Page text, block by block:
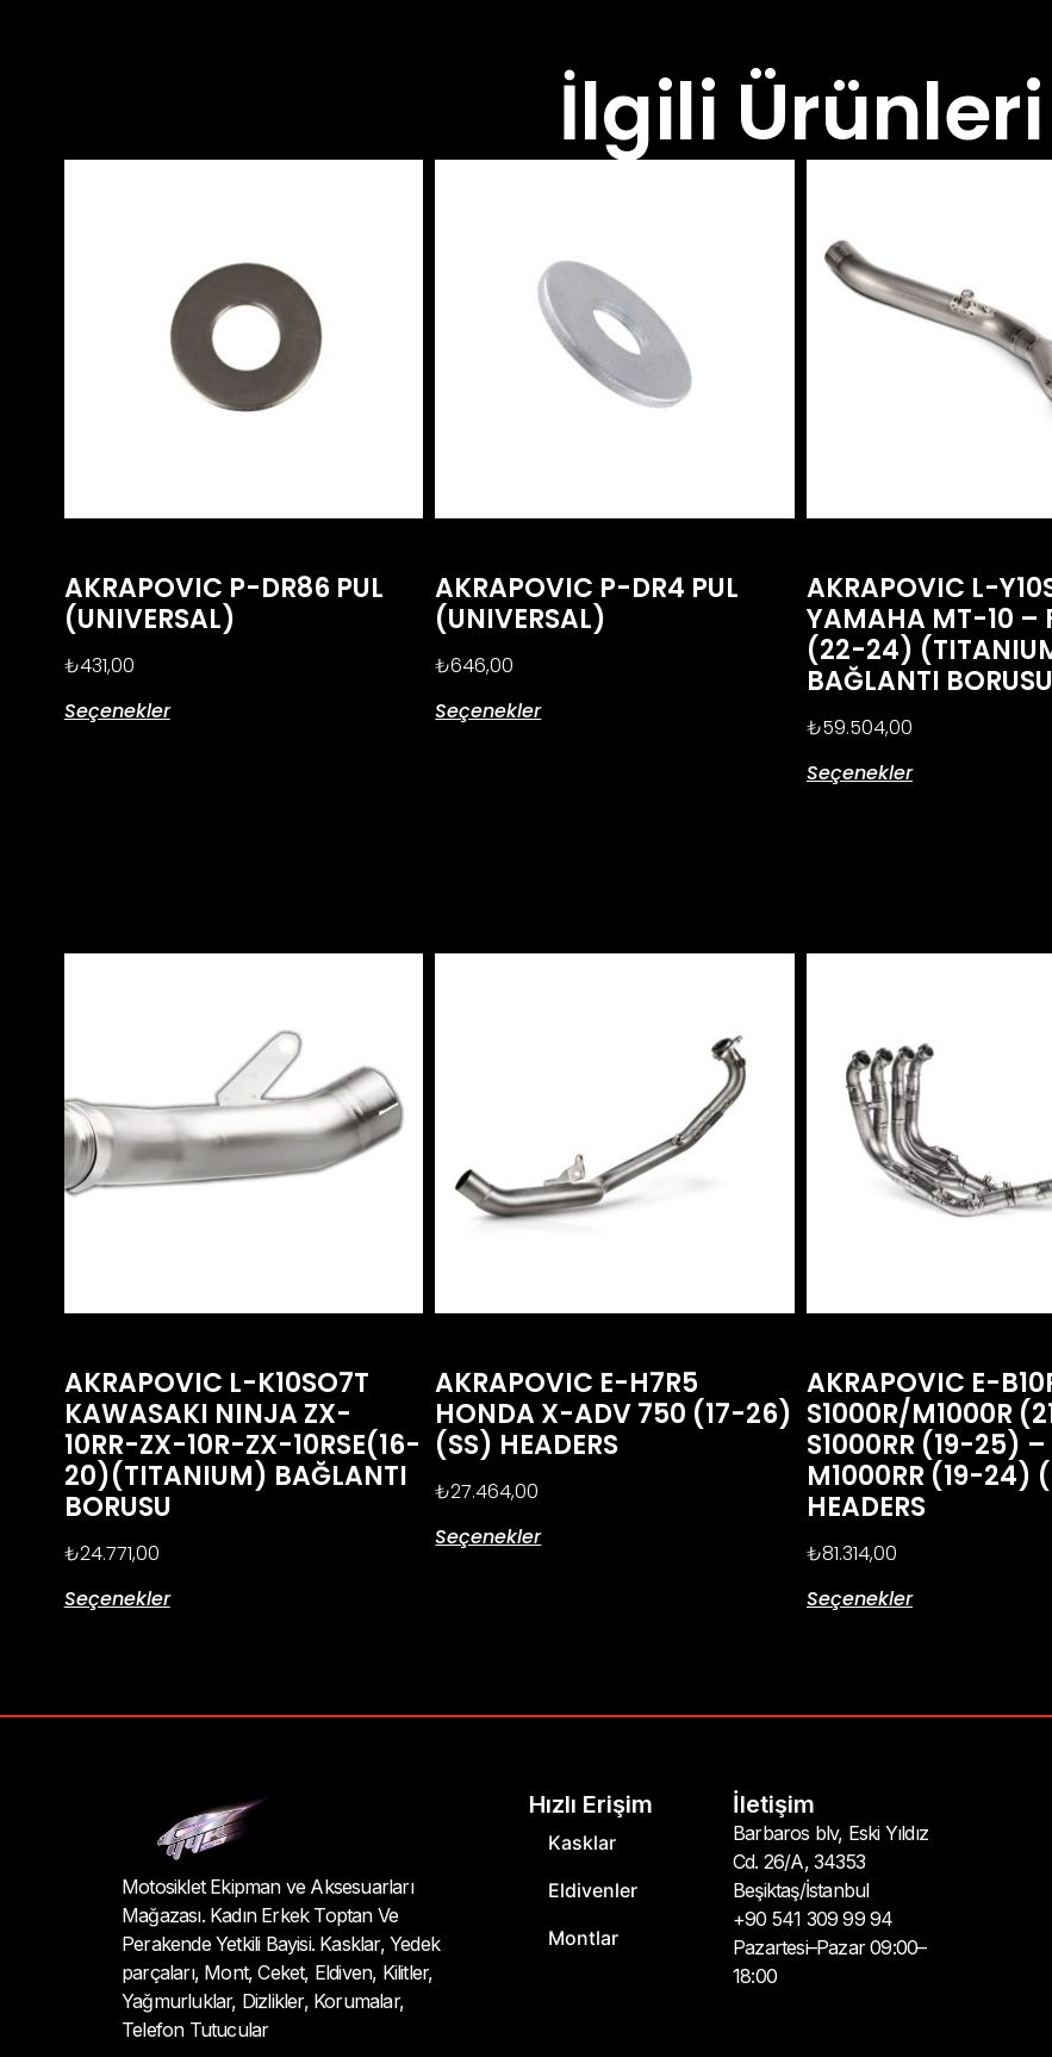
İlgili Ürünleri
AKRAPOVIC P-DR86 PUL
(UNIVERSAL)
₺431,00
Seçenekler
AKRAPOVIC P-DR4 PUL
(UNIVERSAL)
₺646,00
Seçenekler
AKRAPOVIC L-
YAMAHA MT-10 –
(22-24)
BAĞLANTI BORUSU
₺59.504,00
Seçenekler
AKRAPOVIC L-K10SO7T
KAWASAKI NINJA ZX-
10RR-ZX-10R-ZX-10RSE(16-
20)(TITANIUM) BAĞLANTI
BORUSU
₺24.771,00
Seçenekler
AKRAPOVIC E-H7R5
HONDA X-ADV 750 (17-26)
(SS) HEADERS
₺27.464,00
Seçenekler
AKRAPOVIC E-
S1000R/M1000R
S1000RR (19-25) –
M1000RR (19-24)
HEADERS
₺81.314,00
Seçenekler
Motosiklet Ekipman ve Aksesuarları
Mağazası. Kadın Erkek Toptan Ve
Perakende Yetkili Bayisi. Kasklar, Yedek
parçaları, Mont, Ceket, Eldiven, Kilitler,
Yağmurluklar, Dizlikler, Korumalar,
Telefon Tutucular
Hızlı Erişim
Kasklar
Eldivenler
Montlar
İletişim
Barbaros blv, Eski Yıldız
Cd. 26/A, 34353
Beşiktaş/İstanbul
+90 541 309 99 94
Pazartesi–Pazar 09:00–
18:00